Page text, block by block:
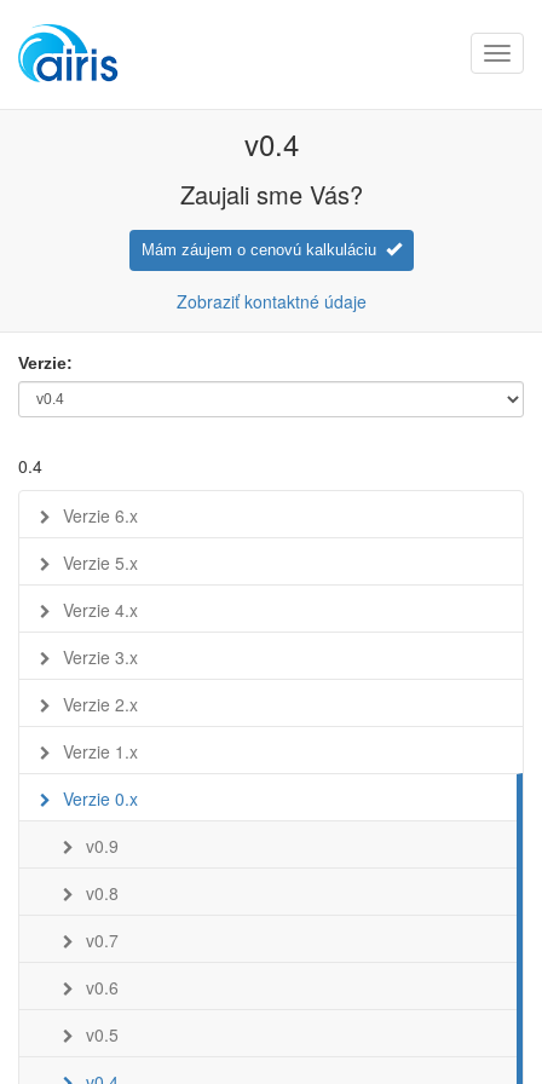
v0.4
Zaujali sme Vás?
Mám záujem o cenovú kalkuláciu
Zobraziť kontaktné údaje
Verzie:
0.4
Verzie 6.x
Verzie 5.x
Verzie 4.x
Verzie 3.x
Verzie 2.x
Verzie 1.x
Verzie 0.x
v0.9
v0.8
v0.7
v0.6
v0.5